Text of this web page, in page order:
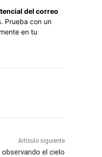
del correo
Prueba con un
en tu
Artículo siguiente
el cielo